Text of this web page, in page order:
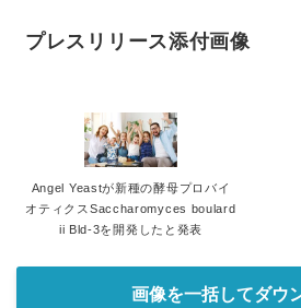
プレスリリース添付画像
Angel Yeastが新種の酵母プロバイ
オティクスSaccharomyces boulard
ii Bld-3を開発したと発表
画像を一括してダウ